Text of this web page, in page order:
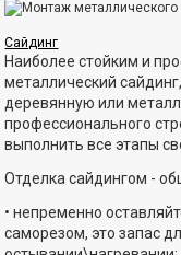
Сайдинг
Наиболее стойким и
металлический
деревянную или
профессионального
выполнить все этапы
Отделка сайдингом -
• непременно
саморезом, это запас